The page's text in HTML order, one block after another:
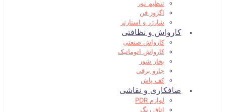
تنظیم نور
اگزوز فن
شارژر و استارتر
کارواش و نظافتی
کارواش صنعتی
کارواش اتوماتیک
بخار شور
جارو برقی
کف پاش
صافکاری و نقاشی
لوازم PDR
اتاق رنگ